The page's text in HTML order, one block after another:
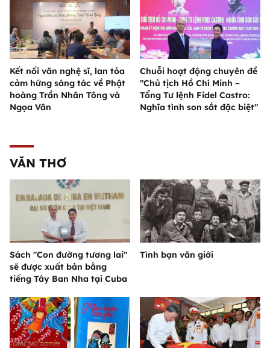
Kết nối văn nghệ sĩ, lan tỏa
cảm hứng sáng tác về Phật
hoàng Trần Nhân Tông và
Ngọa Vân
Chuỗi hoạt động chuyên đề
"Chủ tịch Hồ Chí Minh –
Tổng Tư lệnh Fidel Castro:
Nghĩa tình son sắt đặc biệt"
VĂN THƠ
Sách "Con đường tương lai"
sẽ được xuất bản bằng
tiếng Tây Ban Nha tại Cuba
Tình bạn văn giới